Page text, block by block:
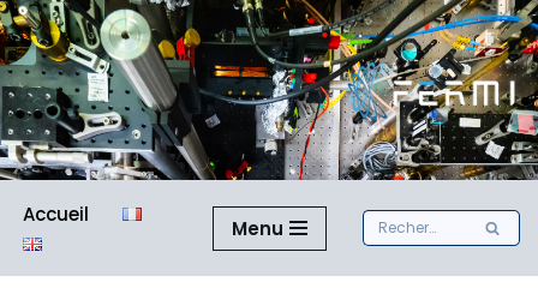
Aller
au
contenu
Accueil
Menu